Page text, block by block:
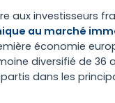
aux investisseurs
au marché
économie
diversifié de 36
dans les